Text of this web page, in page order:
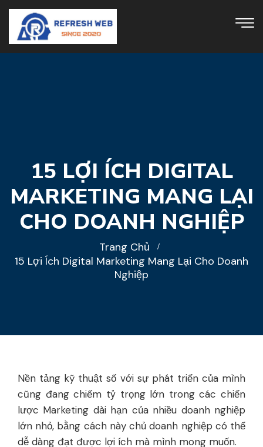
15 LỢI ÍCH DIGITAL
MARKETING MANG LẠI
CHO DOANH NGHIỆP
Trang Chủ
15 Lợi Ích Digital Marketing Mang Lại Cho Doanh
Nghiệp
Nền tảng kỹ thuật số với sự phát triển của mình
cũng đang chiếm tỷ trọng lớn trong các chiến
lược Marketing dài hạn của nhiều doanh nghiệp
lớn nhỏ, bằng cách này chủ doanh nghiệp có thể
dễ dàng đạt được lợi ích mà mình mong muốn.